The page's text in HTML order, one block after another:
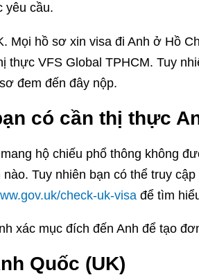
yêu cầu.
Mọi hồ sơ xin visa đi Anh ở Hồ
thực VFS Global TPHCM. Tuy
đem đến đây nộp.
có cần thị thực
hộ chiếu phổ thông không
Tuy nhiên bạn có thể truy
check-uk-visa để tìm
xác mục đích đến Anh để tạo
Quốc (UK)